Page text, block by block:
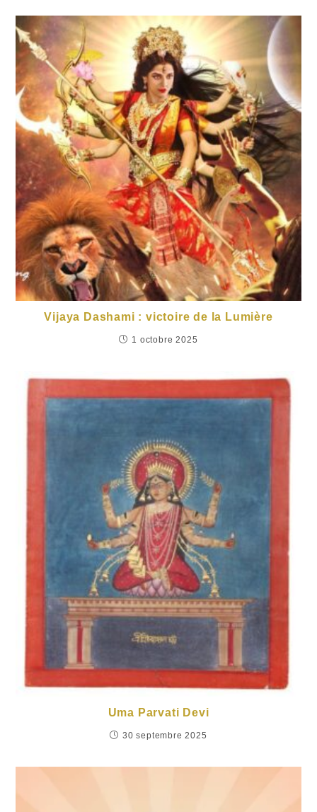
Vijaya Dashami : victoire de la Lumière
1 octobre 2025
Uma Parvati Devi
30 septembre 2025